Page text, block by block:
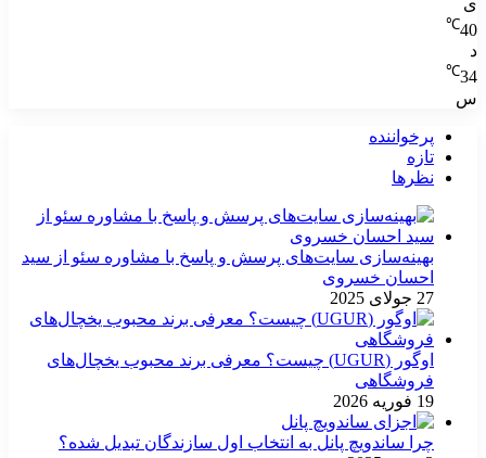
40
℃
د
34
℃
س
پرخواننده
تازه
نظرها
بهینه‌سازی سایت‌های پرسش و پاسخ با مشاوره سئو از سید
احسان خسروی
27 جولای 2025
اوگور (UGUR) چیست؟ معرفی برند محبوب یخچال‌های
فروشگاهی
19 فوریه 2026
چرا ساندویچ پانل به انتخاب اول سازندگان تبدیل شده؟